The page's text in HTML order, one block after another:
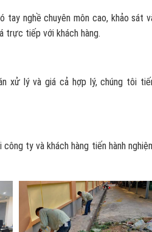
tay nghề chuyên môn cao, khảo sát
trực tiếp với khách hàng.
xử lý và giá cả hợp lý, chúng tôi
ty và khách hàng tiến hành